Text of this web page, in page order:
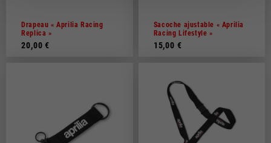
Drapeau « Aprilia Racing
Replica »
20,00 €
Sacoche ajustable « Aprilia
Racing Lifestyle »
15,00 €